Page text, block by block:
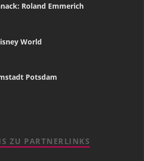
Roland Emmerich
World
Potsdam
ZU PARTNERLINKS